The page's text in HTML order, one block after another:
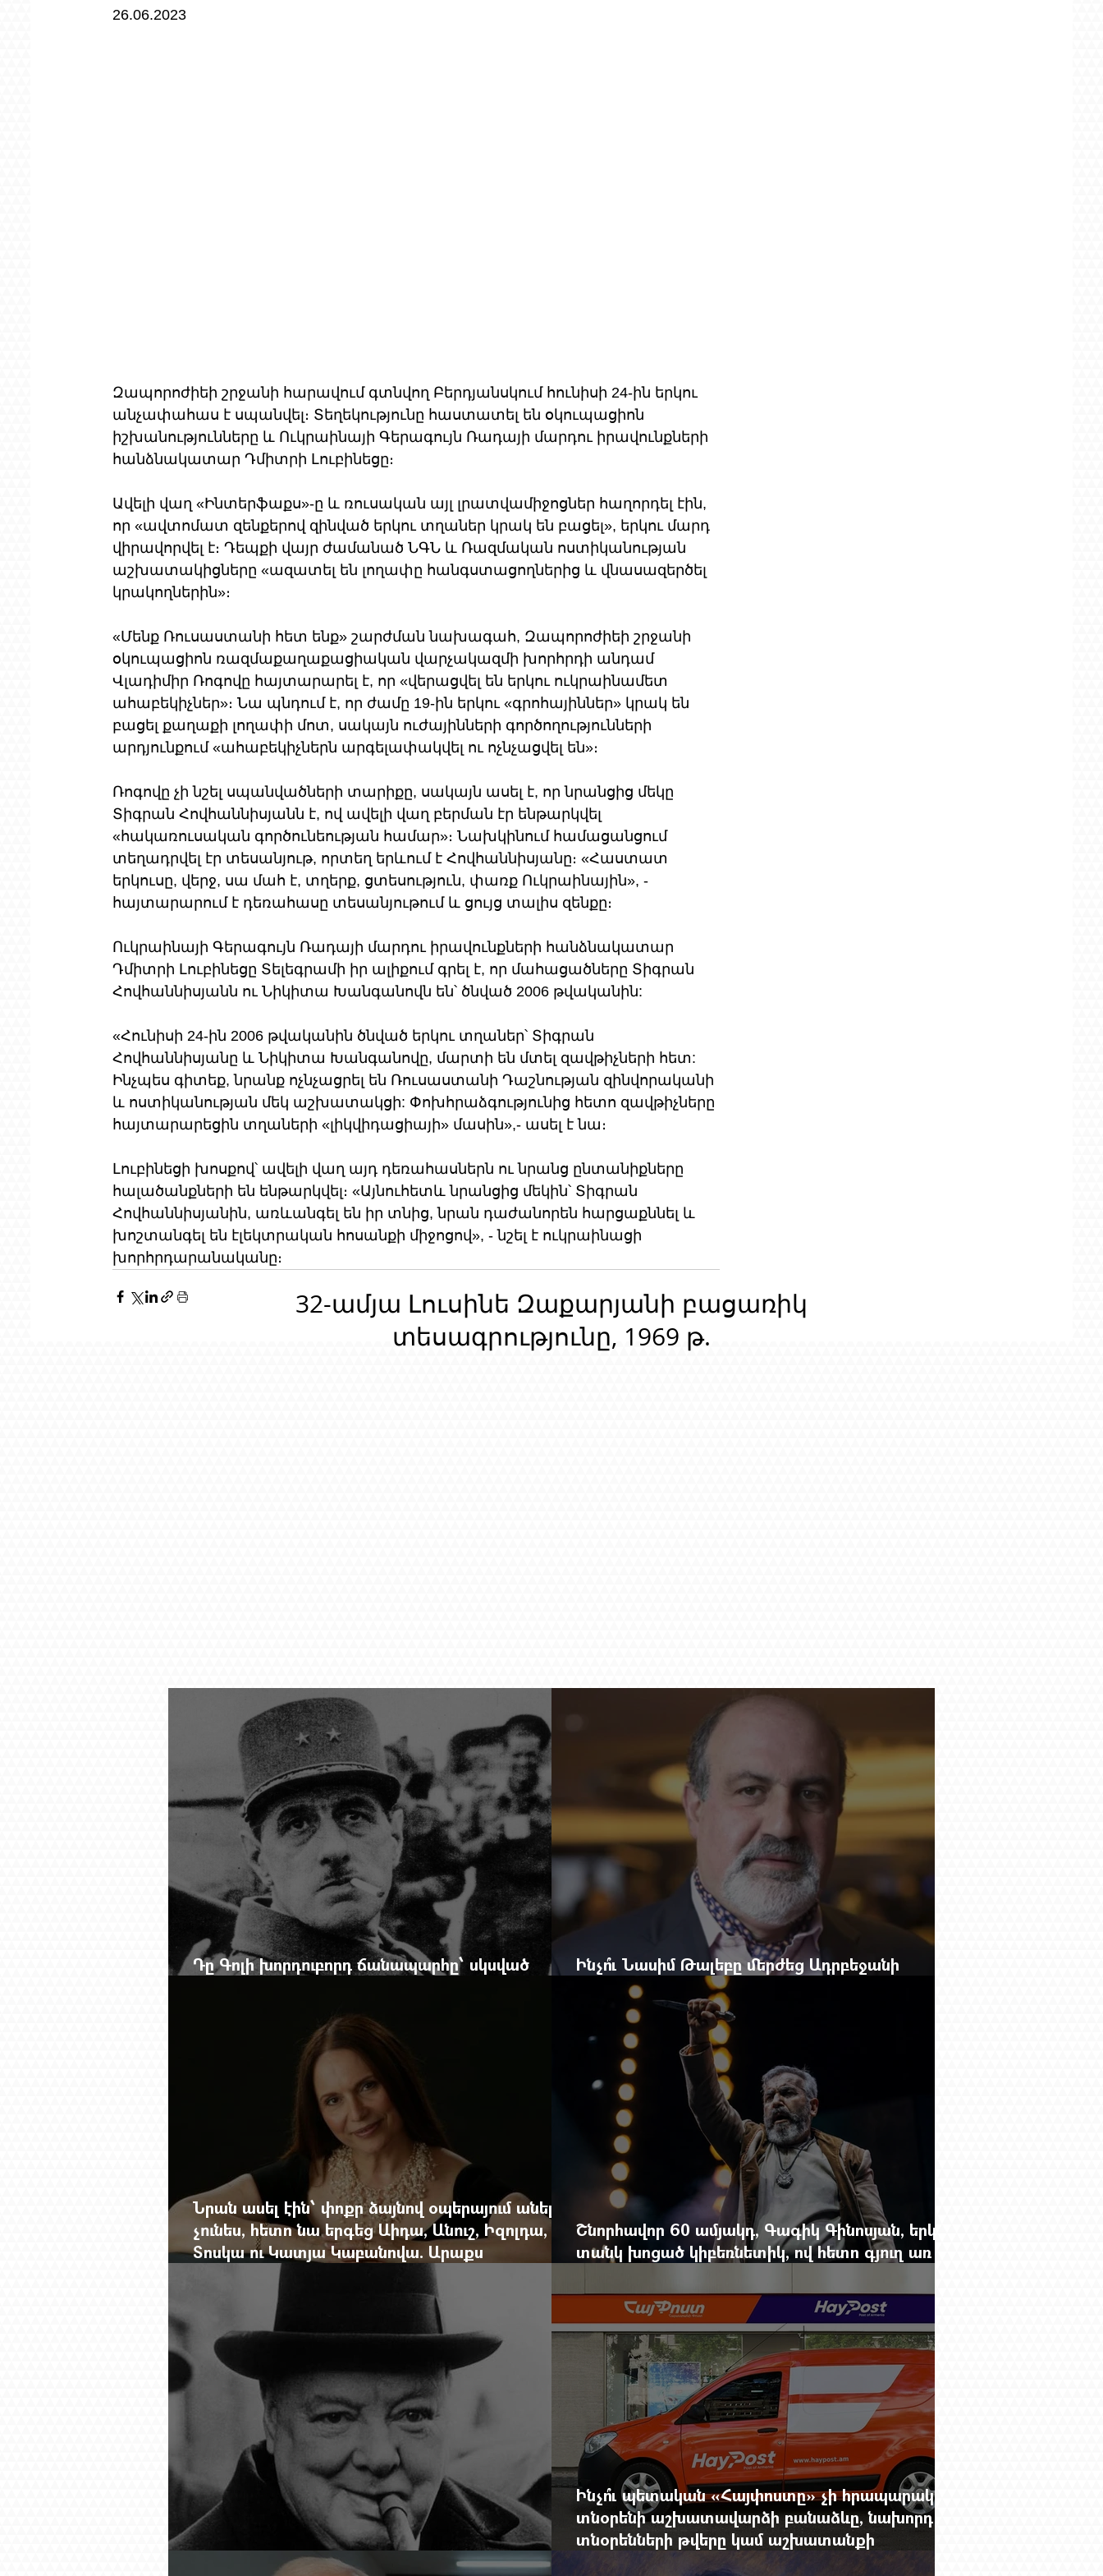
26.06.2023
Զապորոժիեի շրջանի հարավում գտնվող Բերդյանսկում հունիսի 24-ին երկու
անչափահաս է սպանվել։ Տեղեկությունը հաստատել են օկուպացիոն
իշխանությունները և Ուկրաինայի Գերագույն Ռադայի մարդու իրավունքների
հանձնակատար Դմիտրի Լուբինեցը։
Ավելի վաղ «Ինտերֆաքս»-ը և ռուսական այլ լրատվամիջոցներ հաղորդել էին,
որ «ավտոմատ զենքերով զինված երկու տղաներ կրակ են բացել», երկու մարդ
վիրավորվել է։ Դեպքի վայր ժամանած ՆԳՆ և Ռազմական ոստիկանության
աշխատակիցները «ազատել են լողափը հանգստացողներից և վնասազերծել
կրակողներին»։
«Մենք Ռուսաստանի հետ ենք» շարժման նախագահ, Զապորոժիեի շրջանի
օկուպացիոն ռազմաքաղաքացիական վարչակազմի խորհրդի անդամ
Վլադիմիր Ռոգովը հայտարարել է, որ «վերացվել են երկու ուկրաինամետ
ահաբեկիչներ»։ Նա պնդում է, որ ժամը 19-ին երկու «գրոհայիններ» կրակ են
բացել քաղաքի լողափի մոտ, սակայն ուժայինների գործողությունների
արդյունքում «ահաբեկիչներն արգելափակվել ու ոչնչացվել են»։
Ռոգովը չի նշել սպանվածների տարիքը, սակայն ասել է, որ նրանցից մեկը
Տիգրան Հովհաննիսյանն է, ով ավելի վաղ բերման էր ենթարկվել
«հակառուսական գործունեության համար»։ Նախկինում համացանցում
տեղադրվել էր տեսանյութ, որտեղ երևում է Հովհաննիսյանը։ «Հաստատ
երկուսը, վերջ, սա մահ է, տղերք, ցտեսություն, փառք Ուկրաինային», -
հայտարարում է դեռահասը տեսանյութում և ցույց տալիս զենքը։
Ուկրաինայի Գերագույն Ռադայի մարդու իրավունքների հանձնակատար
Դմիտրի Լուբինեցը Տելեգրամի իր ալիքում գրել է, որ մահացածները Տիգրան
Հովհաննիսյանն ու Նիկիտա Խանգանովն են՝ ծնված 2006 թվականին:
«Հունիսի 24-ին 2006 թվականին ծնված երկու տղաներ՝ Տիգրան
Հովհաննիսյանը և Նիկիտա Խանգանովը, մարտի են մտել զավթիչների հետ:
Ինչպես գիտեք, նրանք ոչնչացրել են Ռուսաստանի Դաշնության զինվորականի
և ոստիկանության մեկ աշխատակցի: Փոխհրաձգությունից հետո զավթիչները
հայտարարեցին տղաների «լիկվիդացիայի» մասին»,- ասել է նա։
Լուբինեցի խոսքով՝ ավելի վաղ այդ դեռահասներն ու նրանց ընտանիքները
հալածանքների են ենթարկվել։ «Այնուհետև նրանցից մեկին՝ Տիգրան
Հովհաննիսյանին, առևանգել են իր տնից, նրան դաժանորեն հարցաքննել և
խոշտանգել են էլեկտրական հոսանքի միջոցով», - նշել է ուկրաինացի
խորհրդարանականը։
32-ամյա Լուսինե Զաքարյանի բացառիկ
տեսագրությունը, 1969 թ.
Դը Գոլի խորդուբորդ ճանապարհը՝ սկսված
Ինչո՞ւ Նասիմ Թալեբը մերժեց Ադրբեջանի
հրավերքը և պաշտպանեց Ռուբեն Վարդանյանին
Նրան ասել էին՝ փոքր ձայնով օպերայում անելիք
չունես, հետո նա երգեց Աիդա, Անուշ, Իզոլդա,
Տոսկա ու Կատյա Կաբանովա. Արաքս
Մանսուրյանը 80 տարեկան է
Շնորհավոր 60 ամյակդ, Գագիկ Գինոսյան, երկու
տանկ խոցած կիբեռնետիկ, ով հետո գյուղ առ
Չերչիլն ու հայերը
Ինչո՞ւ պետական «Հայփոստը» չի հրապարակում
տնօրենի աշխատավարձի բանաձևը, նախորդ
տնօրենների թվերը կամ աշխատանքի
արդյունքով վարձատրությունը փոխելու կանոնը